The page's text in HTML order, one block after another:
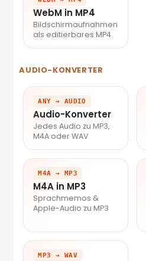
WebM in MP4
Bildschirmaufnahmen
als editierbares MP4
AUDIO-KONVERTER
ANY → AUDIO
Audio-Konverter
Jedes Audio zu MP3,
M4A oder WAV
M4A → MP3
M4A in MP3
Sprachmemos &
Apple-Audio zu MP3
MP3 → WAV